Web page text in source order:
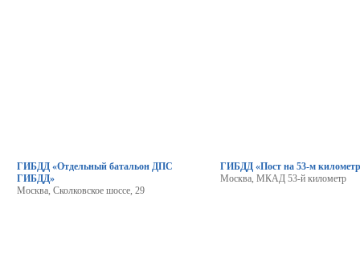
ГИБДД «Отдельный батальон ДПС
ГИБДД»
Москва, Сколковское шоссе, 29
ГИБДД «Пост на 53-м
Москва, МКАД 53-й километр